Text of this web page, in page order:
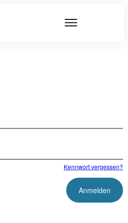
Kennwort vergessen?